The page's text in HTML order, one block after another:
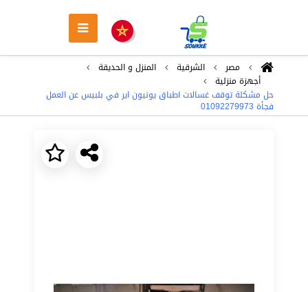
مصر الشرقية
المنزل و الحديقة
أجهزة منزلية
حل مشكلة توقف غسالات اطباق يونيون اير في بلبيس عن العمل
فجأة 01092279973